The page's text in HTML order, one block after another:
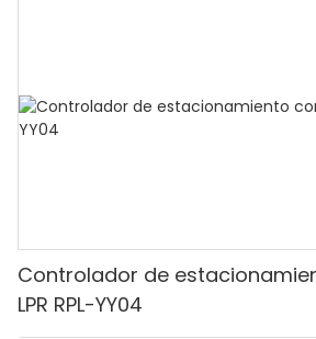
Controlador de
LPR RPL-YY04